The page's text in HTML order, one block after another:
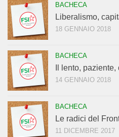
BACHECA
Liberalismo,
18 GENNAIO 2018
BACHECA
Il lento,
14 GENNAIO 2018
BACHECA
Le radici del
11 DICEMBRE 2017